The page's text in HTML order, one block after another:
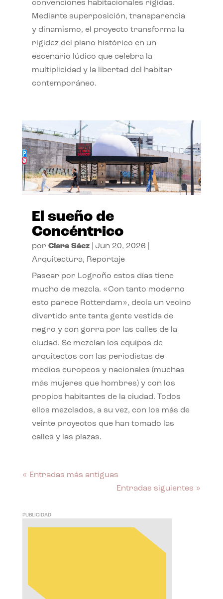
convenciones habitacionales rígidas.
Mediante superposición, transparencia
y dinamismo, el proyecto transforma la
rigidez del plano histórico en un
escenario lúdico que celebra la
multiplicidad y la libertad del habitar
contemporáneo.
El sueño de
Concéntrico
por Clara Sáez| Jun 20, 2026
Arquitectura, Reportaje
Pasear por Logroño estos días tiene
mucho de mezcla. «Con tanto moderno
esto parece Rotterdam», decía un vecino
divertido ante tanta gente vestida de
negro y con gorra por las calles de la
ciudad. Se mezclan los equipos de
arquitectos con las periodistas de
medios europeos y nacionales (muchas
más mujeres que hombres) y con los
propios habitantes de la ciudad. Todos
ellos mezclados, a su vez, con los más de
veinte proyectos que han tomado las
calles y las plazas.
« Entradas más antiguas
Entradas siguientes »
PUBLICIDAD